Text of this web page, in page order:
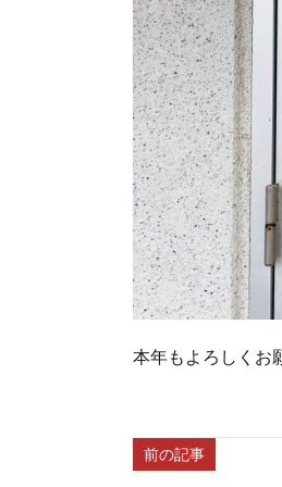
本年もよろしくお
前の記事